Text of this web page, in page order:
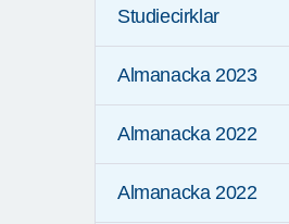
Studiecirklar
Almanacka 2023
Almanacka 2022
Almanacka 2022